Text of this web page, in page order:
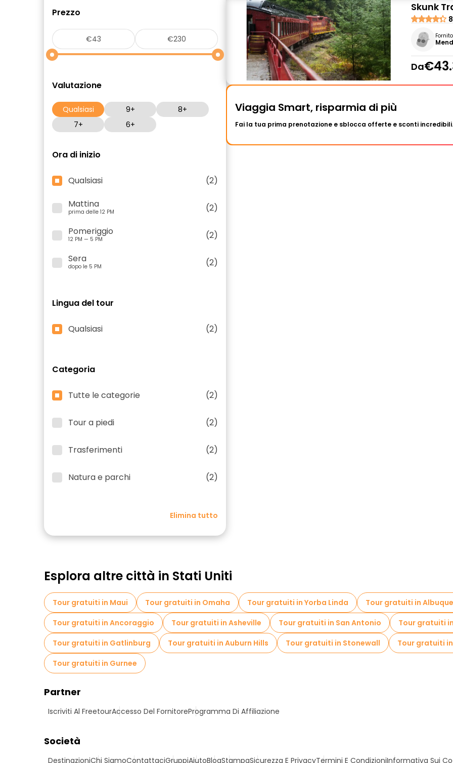
Prezzo
Valutazione
Qualsiasi 9+
8+
7+
6+
Ora di inizio
Qualsiasi
(2)
Mattina
prima delle 12 PM
(2)
Pomeriggio
12 PM — 5 PM
(2)
Sera
dopo le 5 PM (2)
Lingua del tour
Qualsiasi (2)
Categoria
Tutte le categorie (2)
Tour a piedi (2)
Trasferimenti (2)
Natura e parchi (2)
Elimina tutto
Skunk
Da
Viaggia Smart, risparmia di più
Fai la tua prima prenotazione e sblocca offerte e sconti incredibili.
Esplora altre città in Stati Uniti
Tour gratuiti in Maui Tour gratuiti in Omaha Tour gratuiti in Yorba Linda
Tour gratuiti in
Tour gratuiti in Ancoraggio
Tour gratuiti in Asheville Tour gratuiti in San Antonio
Tour gratuiti
Tour gratuiti in Gatlinburg
Tour gratuiti in Auburn Hills Tour gratuiti in Stonewall
Tour gratuiti
Tour gratuiti in Gurnee
Partner
Iscriviti Al FreetourAccesso Del FornitoreProgramma Di Affiliazione
Società
DestinazioniChi SiamoContattaciGruppiAiutoBlogStampaSicurezza E PrivacyTermini E CondizioniInformativa Sui